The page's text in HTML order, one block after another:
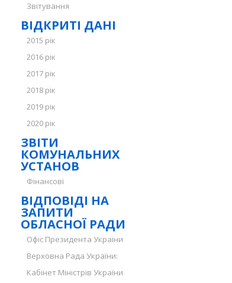
Звітування
ВІДКРИТІ ДАНІ
2015 рік
2016 рік
2017 рік
2018 рік
2019 рік
2020 рік
ЗВІТИ
КОМУНАЛЬНИХ
УСТАНОВ
Фінансові
ВІДПОВІДІ НА
ЗАПИТИ
ОБЛАСНОЇ РАДИ
Офіс Президента України
Верховна Рада України:
Кабінет Міністрів України